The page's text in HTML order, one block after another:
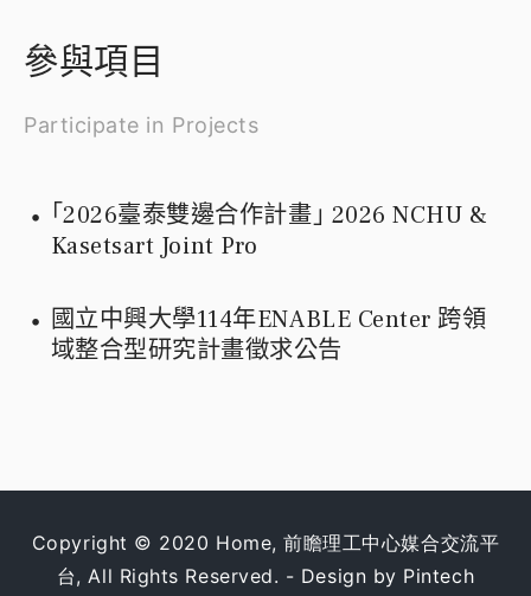
參與項目
Participate in Projects
｢2026臺泰雙邊合作計畫｣ 2026 NCHU &
Kasetsart Joint Pro
國立中興大學114年ENABLE Center 跨領
域整合型研究計畫徵求公告
Copyright © 2020 Home, 前瞻理工中心媒合交流平
台, All Rights Reserved. - Design by Pintech